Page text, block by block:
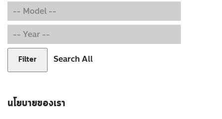
Filter Search All
นโยบายของเรา